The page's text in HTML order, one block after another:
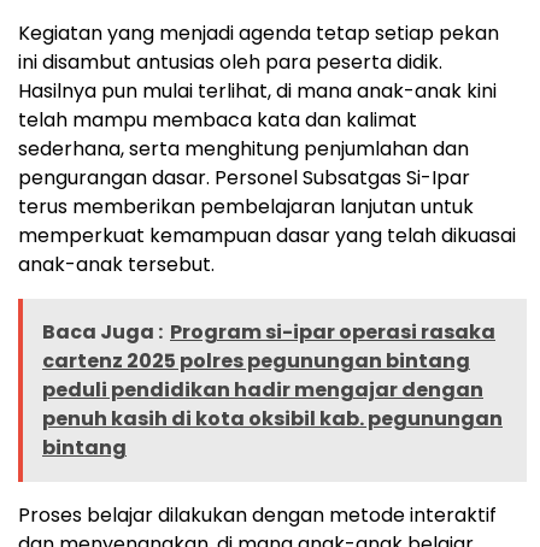
Kegiatan yang menjadi agenda tetap setiap pekan
ini disambut antusias oleh para peserta didik.
Hasilnya pun mulai terlihat, di mana anak-anak kini
telah mampu membaca kata dan kalimat
sederhana, serta menghitung penjumlahan dan
pengurangan dasar. Personel Subsatgas Si-Ipar
terus memberikan pembelajaran lanjutan untuk
memperkuat kemampuan dasar yang telah dikuasai
anak-anak tersebut.
Baca Juga : Program si-ipar operasi rasaka
cartenz 2025 polres pegunungan bintang
peduli pendidikan hadir mengajar dengan
penuh kasih di kota oksibil kab. pegunungan
bintang
Proses belajar dilakukan dengan metode interaktif